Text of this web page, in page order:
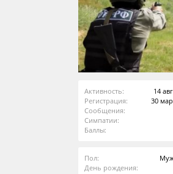
Активность:
14
Регистрация:
30
Сообщения:
Симпатии:
Баллы:
Пол:
День рождения: